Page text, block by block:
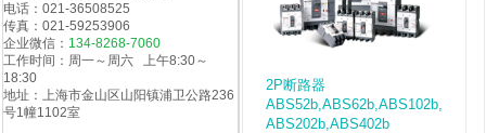
2P断路器
ABS52b,ABS62b,ABS102b,
ABS202b,ABS402b
电话：021-36508525
传真：021-59253906
企业微信： 134-8268-7060
工作时间：周一～周六 上午8:30～
18:30
地址：上海市金山区山阳镇浦卫公路236
号1幢1102室